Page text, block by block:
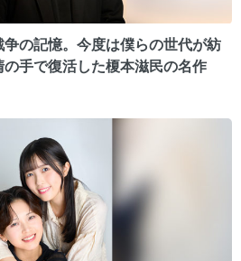
の記憶。今度は僕らの世代が紡
手で復活した榎本滋民の名作